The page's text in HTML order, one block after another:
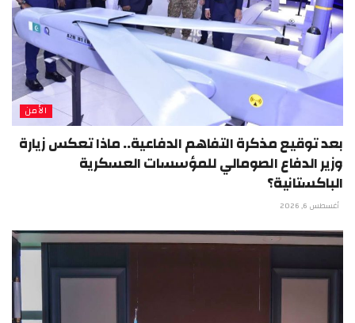
الأمن
بعد توقيع مذكرة التفاهم الدفاعية.. ماذا تعكس زيارة
وزير الدفاع الصومالي للمؤسسات العسكرية
الباكستانية؟
أغسطس 6, 2026